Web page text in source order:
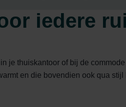
iedere
je thuiskantoor of bij de
en die bovendien ook qua